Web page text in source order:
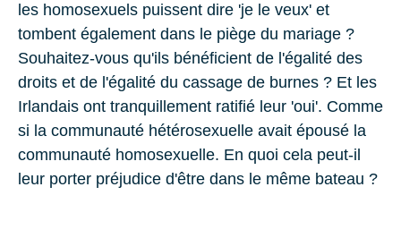
les homosexuels puissent dire 'je le veux' et
tombent également dans le piège du mariage ?
Souhaitez-vous qu'ils bénéficient de l'égalité des
droits et de l'égalité du cassage de burnes ? Et les
Irlandais ont tranquillement ratifié leur 'oui'. Comme
si la communauté hétérosexuelle avait épousé la
communauté homosexuelle. En quoi cela peut-il
leur porter préjudice d'être dans le même bateau ?